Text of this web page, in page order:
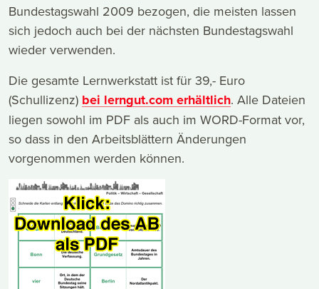
Bundestagswahl 2009 bezogen, die meisten lassen
sich jedoch auch bei der nächsten Bundestagswahl
wieder verwenden.
Die gesamte Lernwerkstatt ist für 39,- Euro
(Schullizenz) bei lerngut.com erhältlich. Alle Dateien
liegen sowohl im PDF als auch im WORD-Format vor,
so dass in den Arbeitsblättern Änderungen
vorgenommen werden können.